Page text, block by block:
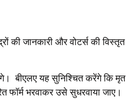
की जानकारी और वोटर्स की विस्तृत
बीएलए यह सुनिश्चित करेंगे कि मृत
फॉर्म भरवाकर उसे सुधरवाया जाए।